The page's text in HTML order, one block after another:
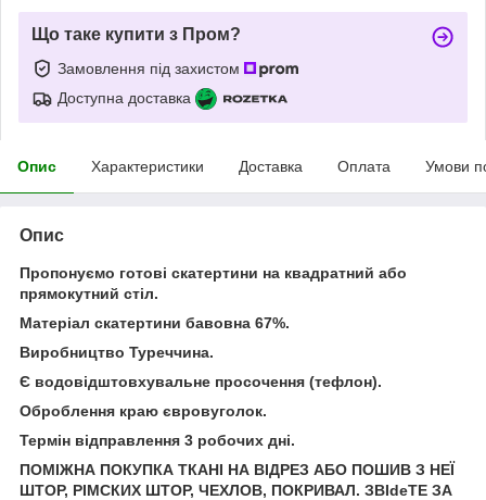
Що таке купити з Пром?
Замовлення під захистом
Доступна доставка
Опис Характеристики Доставка Оплата Умови
Опис
Пропонуємо готові скатертини на квадратний або
прямокутний стіл.
Матеріал скатертини бавовна 67%.
Виробництво Туреччина.
Є водовідштовхувальне просочення (тефлон).
Оброблення краю євровуголок.
Термін відправлення 3 робочих дні.
ПОМІЖНА ПОКУПКА ТКАНІ НА ВІДРЕЗ АБО ПОШИВ З НЕЇ
ШТОР, РІМСКИХ ШТОР, ЧЕХЛОВ, ПОКРИВАЛ. ЗВІdeТЕ ЗА